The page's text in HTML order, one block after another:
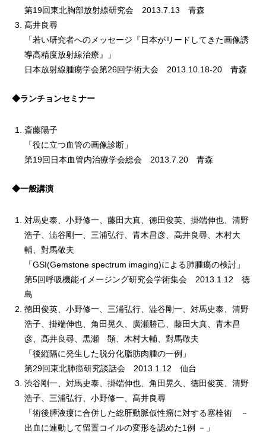
第19回東北胸部放射線研究会 2013.7.13 青森
髙井良尋
「若い研究者へのメッセージ『日本がリードしてきた画像誘
導高精度放射線治療』」
日本放射線腫瘍学会第26回学術大会 2013.10.18-20 青森
◆ランチョンセミナー
斎藤陽子
「役に立つ血管の画像診断」
第19回日本血管内治療学会総会 2013.7.20 青森
◆一般講演
対馬史泰、小野修一、藤田大真、徳田俊英、掛端伸也、清野
浩子、澁谷剛一、三浦弘行、青木昌彦、高井良尋、木村大
輔、對馬敬夫
「GSI(Gemstone spectrum imaging)による肺腫瘍の検討」
第5回呼吸機能イメージング研究会学術集会 2013.1.12 徳
島
徳田俊英、小野修一、三浦弘行、澁谷剛一、対馬史泰、清野
浩子、掛端伸也、角田晃久、廣瀬勝己、藤田大真、青木昌
彦、髙井良尋、黒瀬 顕、木村大輔、對馬敬夫
「後縦隔に発生した脱分化脂肪肉腫の一例」
第29回東北肺癌研究談話会 2013.1.12 仙台
渋谷剛一、対馬史泰、掛端伸也、角田晃久、徳田俊英、清野
浩子、三浦弘行、小野修一、髙井良尋
「術後膵液瘻に合併した総肝動脈仮性瘤に対する塞栓術 －
出血に連動して留置コイルの変形を認めた1例 －」